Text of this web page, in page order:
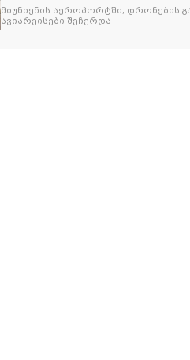
მიუნხენის აეროპორტში, დრონების
ავიარეისები შეჩერდა